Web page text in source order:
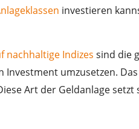
investieren
nachhaltige Indizes sind die
umzusetzen.
Art der Geldanlage